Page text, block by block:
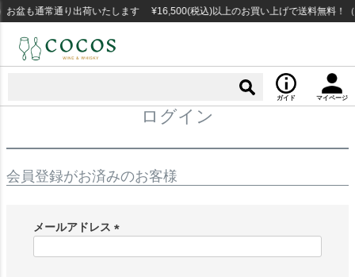
盆も通常通り出荷いたします ¥16,500(税込)以上のお買い上げで送料無料！（
ガイド マイページ
ログイン
会員登録がお済みのお客様
メールアドレス